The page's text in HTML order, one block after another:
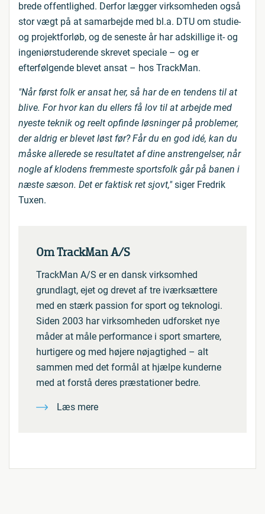
brede offentlighed. Derfor lægger virksomheden også
stor vægt på at samarbejde med bl.a. DTU om studie-
og projektforløb, og de seneste år har adskillige it- og
ingeniørstuderende skrevet speciale – og er
efterfølgende blevet ansat – hos TrackMan.
"Når først folk er ansat her, så har de en tendens til at
blive. For hvor kan du ellers få lov til at arbejde med
nyeste teknik og reelt opfinde løsninger på problemer,
der aldrig er blevet løst før? Får du en god idé, kan du
måske allerede se resultatet af dine anstrengelser, når
nogle af klodens fremmeste sportsfolk går på banen i
næste sæson. Det er faktisk ret sjovt,"siger Fredrik
Tuxen.
Om TrackMan A/S
TrackMan A/S er en dansk virksomhed
grundlagt, ejet og drevet af tre iværksættere
med en stærk passion for sport og teknologi.
Siden 2003 har virksomheden udforsket nye
måder at måle performance i sport smartere,
hurtigere og med højere nøjagtighed – alt
sammen med det formål at hjælpe kunderne
med at forstå deres præstationer bedre.
Læs mere